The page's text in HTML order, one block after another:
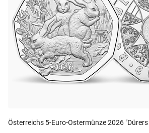
Österreichs 5-Euro-Ostermünze 2026